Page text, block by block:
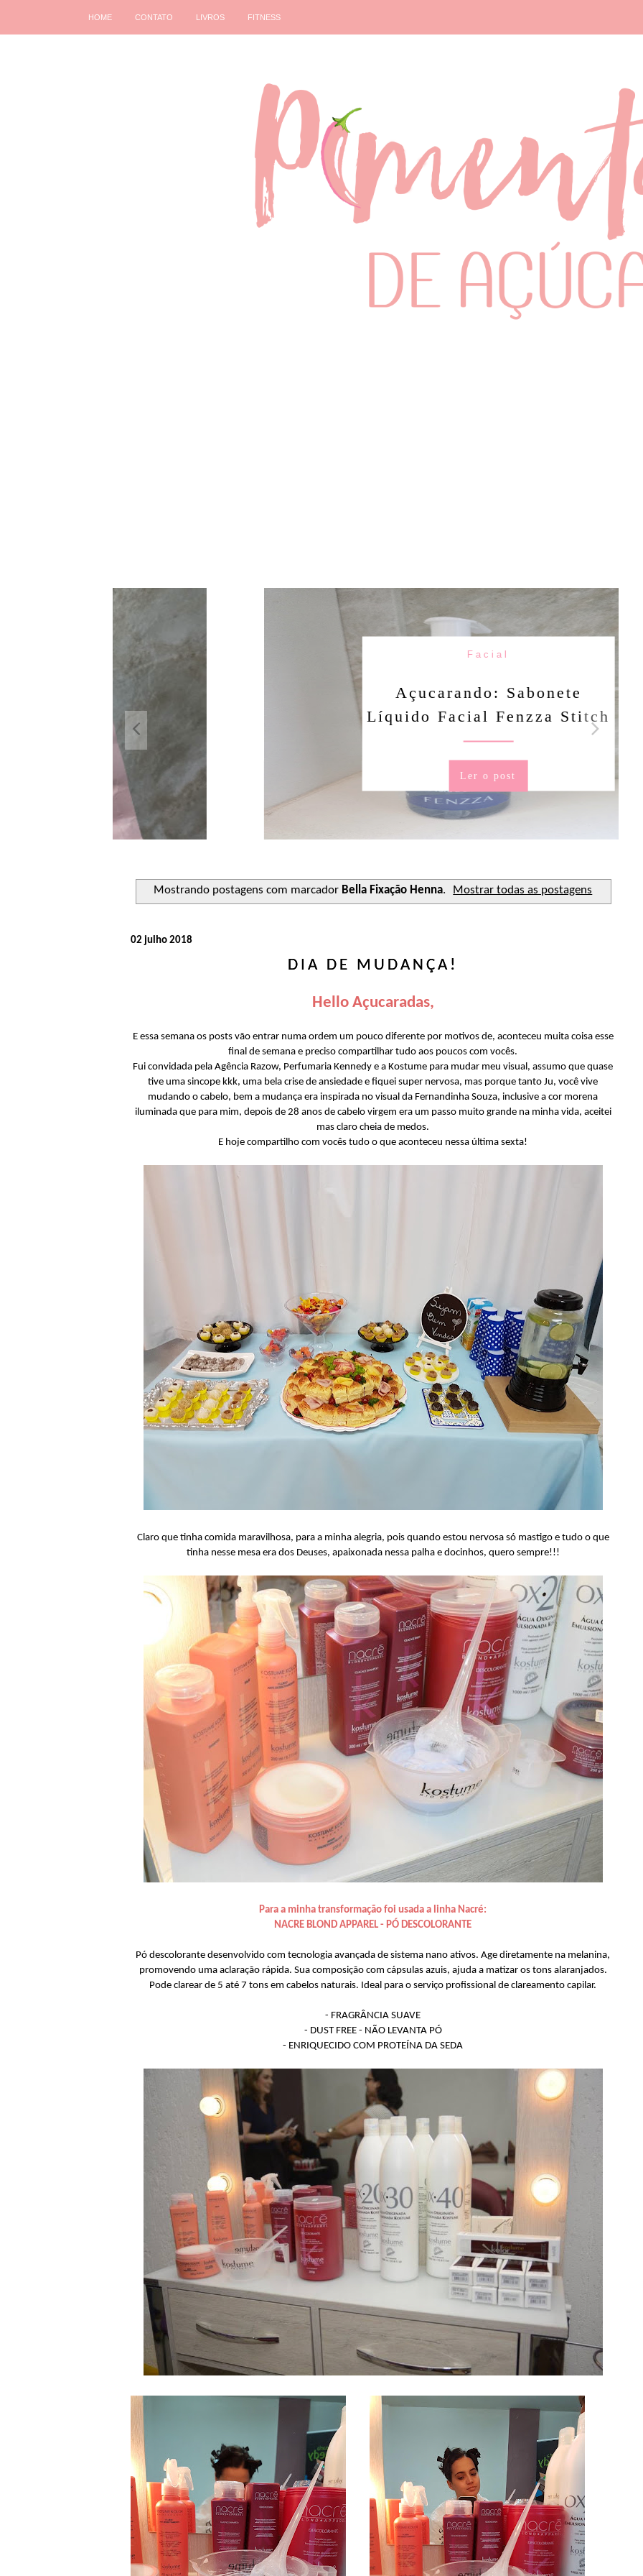
HOME CONTATO LIVROS FITNESS
Facial
Açucarando: Sabonete
Líquido Facial Fenzza Stitch
Mostrando postagens com marcador Bella Fixação Henna. Mostrar todas as postagens
02 julho 2018
DIA DE MUDANÇA!
Hello Açucaradas,
E essa semana os posts vão entrar numa ordem um pouco diferente por motivos de, aconteceu muita coisa esse
final de semana e preciso compartilhar tudo aos poucos com vocês.
Fui convidada pela Agência Razow, Perfumaria Kennedy e a Kostume para mudar meu visual, assumo que quase
tive uma sincope kkk, uma bela crise de ansiedade e fiquei super nervosa, mas porque tanto Ju, você vive
mudando o cabelo, bem a mudança era inspirada no visual da Fernandinha Souza, inclusive a cor morena
iluminada que para mim, depois de 28 anos de cabelo virgem era um passo muito grande na minha vida, aceitei
mas claro cheia de medos.
E hoje compartilho com vocês tudo o que aconteceu nessa última sexta!
Claro que tinha comida maravilhosa, para a minha alegria, pois quando estou nervosa só mastigo e tudo o que
tinha nesse mesa era dos Deuses, apaixonada nessa palha e docinhos, quero sempre!!!
Para a minha transformação foi usada a linha Nacré:
NACRE BLOND APPAREL - PÓ DESCOLORANTE
Pó descolorante desenvolvido com tecnologia avançada de sistema nano ativos. Age diretamente na melanina,
promovendo uma aclaração rápida. Sua composição com cápsulas azuis, ajuda a matizar os tons alaranjados.
Pode clarear de 5 até 7 tons em cabelos naturais. Ideal para o serviço profissional de clareamento capilar.
- FRAGRÂNCIA SUAVE
- DUST FREE - NÃO LEVANTA PÓ
- ENRIQUECIDO COM PROTEÍNA DA SEDA